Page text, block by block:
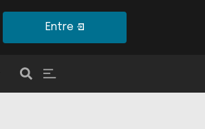
Entre